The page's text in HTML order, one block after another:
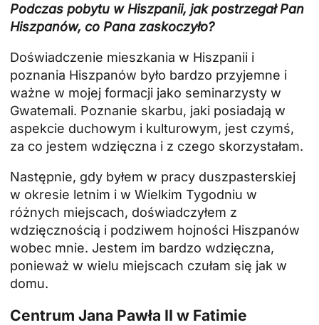
Podczas pobytu w Hiszpanii, jak postrzegał Pan
Hiszpanów, co Pana zaskoczyło?
Doświadczenie mieszkania w Hiszpanii i
poznania Hiszpanów było bardzo przyjemne i
ważne w mojej formacji jako seminarzysty w
Gwatemali. Poznanie skarbu, jaki posiadają w
aspekcie duchowym i kulturowym, jest czymś,
za co jestem wdzięczna i z czego skorzystałam.
Następnie, gdy byłem w pracy duszpasterskiej
w okresie letnim i w Wielkim Tygodniu w
różnych miejscach, doświadczyłem z
wdzięcznością i podziwem hojności Hiszpanów
wobec mnie. Jestem im bardzo wdzięczna,
ponieważ w wielu miejscach czułam się jak w
domu.
Centrum Jana Pawła II w Fatimie